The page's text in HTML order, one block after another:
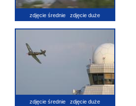
zdjęcie średnie zdjęcie duże
zdjęcie średnie zdjęcie duże